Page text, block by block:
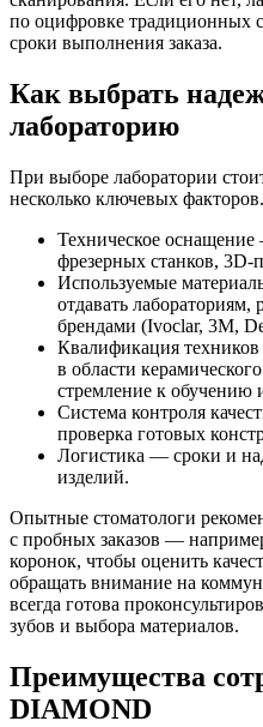
по оцифровке традиционных
сроки выполнения заказа.
Как выбрать
лабораторию
При выборе лаборатории
несколько ключевых факторов.
Техническое
фрезерных станков, 3D-
Используемые
отдавать
брендами (Ivoclar, 3M,
Квалификация
в области
стремление к обучению
Система контроля
проверка готовых
Логистика — сроки и
изделий.
Опытные стоматологи
с пробных заказов —
коронок, чтобы оценить
обращать внимание на
всегда готова
зубов и выбора материалов.
Преимущества
DIAMOND